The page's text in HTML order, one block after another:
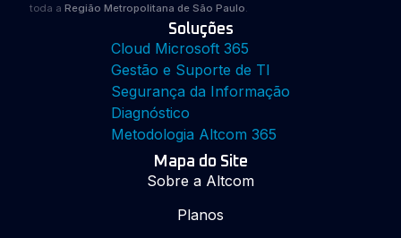
toda a Região Metropolitana de São Paulo.
Soluções
Cloud Microsoft 365
Gestão e Suporte de TI
Segurança da Informação
Diagnóstico
Metodologia Altcom 365
Mapa do Site
Sobre a Altcom
Planos